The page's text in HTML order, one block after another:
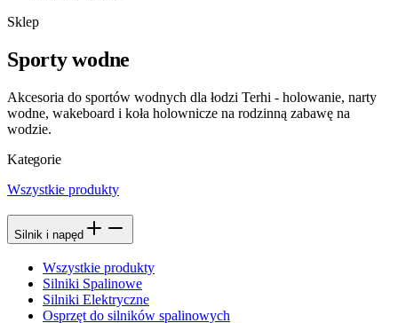
Sklep
Sporty wodne
Akcesoria do sportów wodnych dla łodzi Terhi - holowanie, narty
wodne, wakeboard i koła holownicze na rodzinną zabawę na
wodzie.
Kategorie
Wszystkie produkty
Silnik i napęd
Wszystkie produkty
Silniki Spalinowe
Silniki Elektryczne
Osprzęt do silników spalinowych